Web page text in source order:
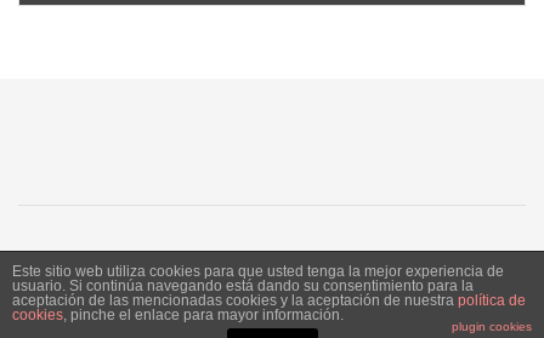
Siente Jerez 2020. Publicación bajo licencia CC
Este sitio web utiliza cookies para que usted tenga la mejor experiencia de
usuario. Si continúa navegando está dando su consentimiento para la
aceptación de las mencionadas cookies y la aceptación de nuestra política de
cookies, pinche el enlace para mayor información.
plugin cookies